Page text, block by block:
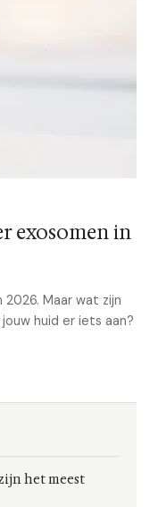
exosomen in
Maar wat zijn
huid er iets aan?
het meest